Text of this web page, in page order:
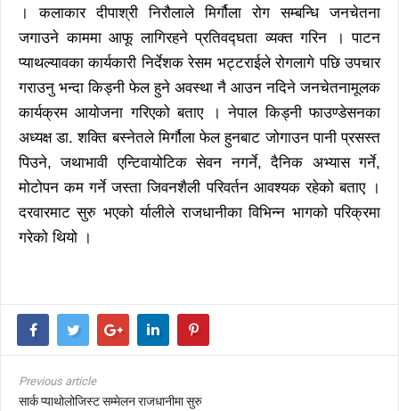
। कलाकार दीपाश्री निरौलाले मिर्गौला रोग सम्बन्धि जनचेतना
जगाउने काममा आफू लागिरहने प्रतिवद्घता व्यक्त गरिन । पाटन
प्याथल्यावका कार्यकारी निर्देशक रेसम भट्टराईले रोगलागे पछि उपचार
गराउनु भन्दा किड्नी फेल हुने अवस्था नै आउन नदिने जनचेतनामूलक
कार्यक्रम आयोजना गरिएको बताए । नेपाल किड्नी फाउण्डेसनका
अध्यक्ष डा. शक्ति बस्नेतले मिर्गौला फेल हुनबाट जोगाउन पानी प्रसस्त
पिउने, जथाभावी एन्टिवायोटिक सेवन नगर्ने, दैनिक अभ्यास गर्ने,
मोटोपन कम गर्ने जस्ता जिवनशैली परिवर्तन आवश्यक रहेको बताए ।
दरवारमाट सुरु भएको र्यालीले राजधानीका विभिन्न भागको परिक्रमा
गरेको थियो ।
Previous article
सार्क प्याथोलोजिस्ट सम्मेलन राजधानीमा सुरु